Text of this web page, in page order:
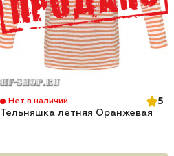
Нет в наличии
5
Тельняшка летняя Оранжевая